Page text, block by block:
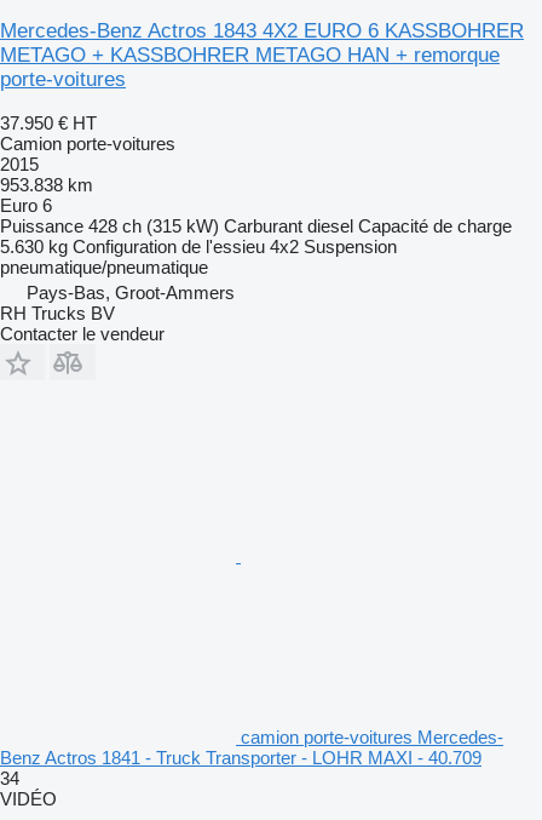
Mercedes-Benz Actros 1843 4X2 EURO 6 KASSBOHRER
METAGO + KASSBOHRER METAGO HAN + remorque
porte-voitures
37.950 € HT
Camion porte-voitures
2015
953.838 km
Euro 6
Puissance 428 ch (315 kW) Carburant diesel Capacité de charge
5.630 kg Configuration de l'essieu 4x2 Suspension
pneumatique/pneumatique
Pays-Bas, Groot-Ammers
RH Trucks BV
Contacter le vendeur
camion porte-voitures Mercedes-
Benz Actros 1841 - Truck Transporter - LOHR MAXI - 40.709
34
VIDÉO